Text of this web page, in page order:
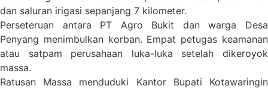
dan saluran irigasi sepanjang 7 kilometer.
Perseteruan antara PT Agro Bukit dan warga Desa
Penyang menimbulkan korban. Empat petugas keamanan
atau satpam perusahaan luka-luka setelah dikeroyok
massa.
Ratusan Massa menduduki Kantor Bupati Kotawaringin